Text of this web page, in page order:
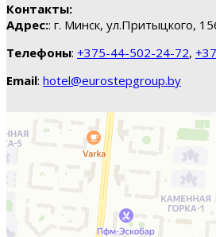
Контакты:
Адрес:: г. Минск, ул.Притыцкого,
Телефоны: +375-44-502-24-72,
Email: hotel@eurostepgroup.by